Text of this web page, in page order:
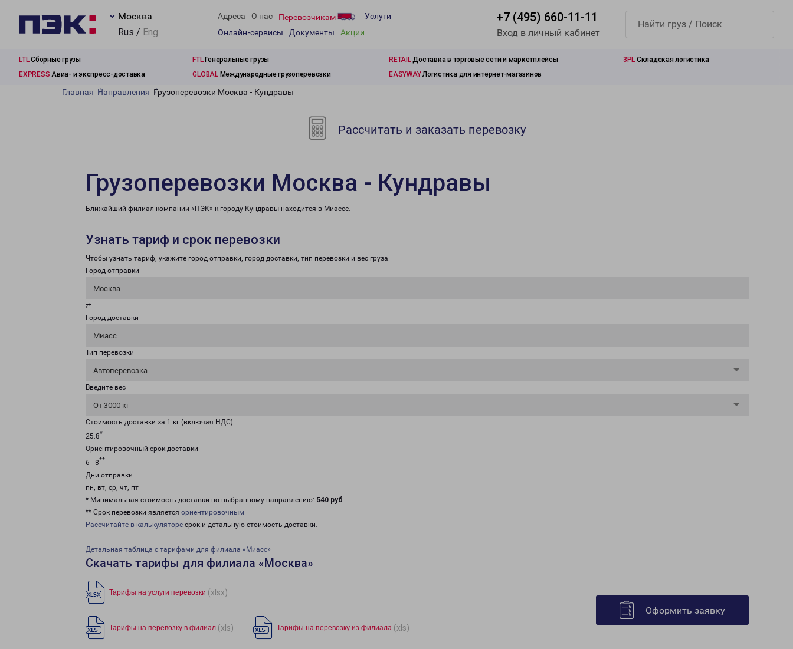
Москва
Rus / Eng
Адреса О нас Перевозчикам
Услуги
Онлайн-сервисы
Документы Акции
+7 (495) 660-11-11
Вход в личный кабинет
LTLСборные грузы FTLГенеральные грузы RETAILДоставка в торговые сети и маркетплейсы 3PL Складская логистика
EXPRESS Авиа- и экспресс-доставка GLOBALМеждународные грузоперевозки EASYWAYЛогистика для интернет-магазинов
Главная Направления Грузоперевозки Москва - Кундравы
Рассчитать и заказать перевозку
Грузоперевозки Москва - Кундравы
Ближайший филиал компании «ПЭК» к городу Кундравы находится в Миассе.
Узнать тариф и срок перевозки
Чтобы узнать тариф, укажите город отправки, город доставки, тип перевозки и вес груза.
Город отправки
Москва
⇄
Город доставки
Миасс
Тип перевозки
Автоперевозка
Введите вес
От 3000 кг
Стоимость доставки за 1 кг (включая НДС)
25.8*
Ориентировочный срок доставки
6 - 8**
Дни отправки
пн, вт, ср, чт, пт
* Минимальная стоимость доставки по выбранному направлению: 540 руб.
** Срок перевозки является ориентировочным
Рассчитайте в калькуляторе срок и детальную стоимость доставки.
Детальная таблица с тарифами для филиала «Миасс»
Скачать тарифы для филиала «Москва»
Тарифы на услуги перевозки (xlsx)
Тарифы на перевозку в филиал (xls) Тарифы на перевозку из филиала (xls)
Оформить заявку